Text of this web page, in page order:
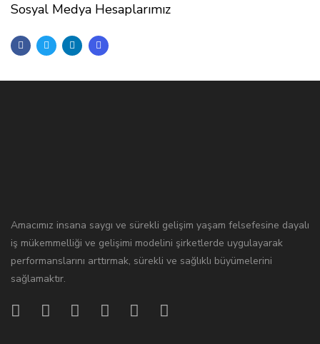
Sosyal Medya Hesaplarımız
Amacımız insana saygı ve sürekli gelişim yaşam felsefesine dayalı
iş mükemmelliği ve gelişimi modelini şirketlerde uygulayarak
performanslarını arttırmak, sürekli ve sağlıklı büyümelerini
sağlamaktır.